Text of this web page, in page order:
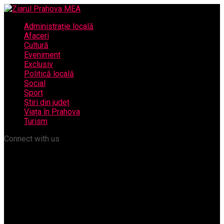
Administrație locală
Afaceri
Cultură
Eveniment
Exclusiv
Politică locală
Social
Sport
Știri din județ
Viața în Prahova
Turism
Connect with us